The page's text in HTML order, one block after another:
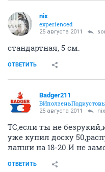
nix
experienced
25 августа 2011
стандартная, 5 см.
ОТВЕТИТЬ
Badger211
25 августа 2011 nix
ТС,если ты не
уже купил доску
лапши на 18-20.И не
ОТВЕТИТЬ